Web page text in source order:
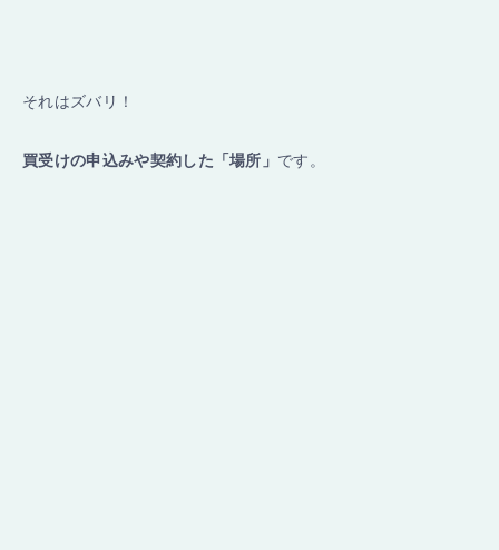
それはズバリ！
買受けの申込みや契約した「場所」 です。